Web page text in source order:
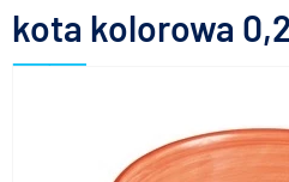
kota kolorowa